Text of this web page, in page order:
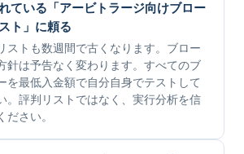
ている「アービトラージ向けブロー
ト」に頼る
ストも数週間で古くなります。ブロー
針は予告なく変わります。すべてのブ
を最低入金額で自分自身でテストして
。評判リストではなく、実行分析を信
ださい。